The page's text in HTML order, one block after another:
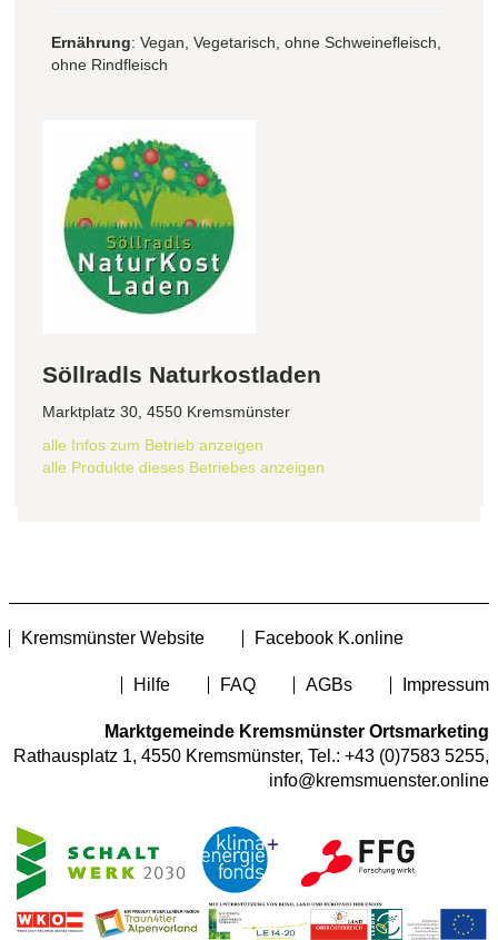
Ernährung: Vegan, Vegetarisch, ohne Schweinefleisch,
ohne Rindfleisch
Söllradls Naturkostladen
Marktplatz 30, 4550 Kremsmünster
alle Infos zum Betrieb anzeigen
alle Produkte dieses Betriebes anzeigen
Kremsmünster Website Facebook K.online
Hilfe FAQ AGBs Impressum
Marktgemeinde Kremsmünster Ortsmarketing
Rathausplatz 1, 4550 Kremsmünster, Tel.: +43 (0)7583 5255,
info@kremsmuenster.online